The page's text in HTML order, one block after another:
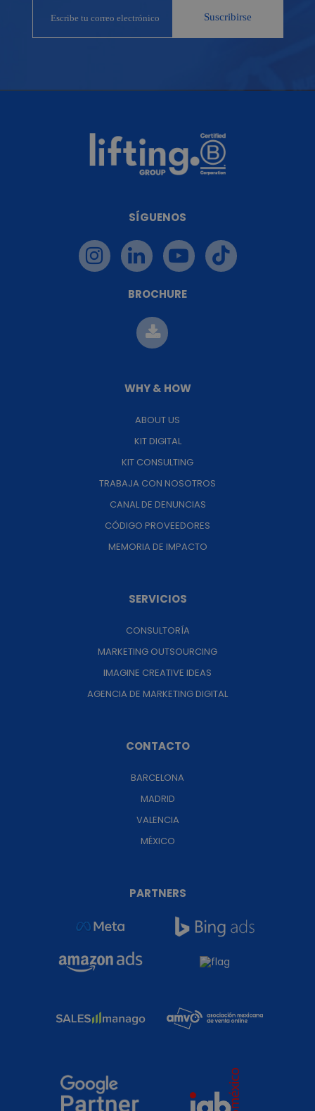
SÍGUENOS
BROCHURE
WHY & HOW
ABOUT US
KIT DIGITAL
KIT CONSULTING
TRABAJA CON NOSOTROS
CANAL DE DENUNCIAS
CÓDIGO PROVEEDORES
MEMORIA DE IMPACTO
SERVICIOS
CONSULTORÍA
MARKETING OUTSOURCING
IMAGINE CREATIVE IDEAS
AGENCIA DE MARKETING DIGITAL
CONTACTO
BARCELONA
MADRID
VALENCIA
MÉXICO
PARTNERS